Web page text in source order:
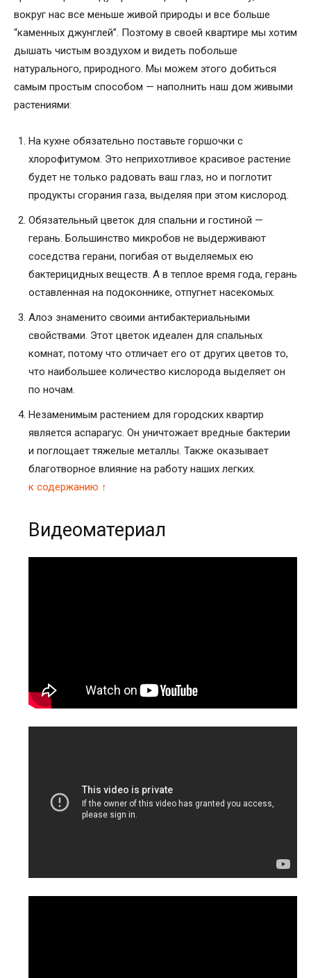
вокруг нас все меньше живой природы и все больше
“каменных джунглей”. Поэтому в своей квартире мы хотим
дышать чистым воздухом и видеть побольше
натурального, природного. Мы можем этого добиться
самым простым способом — наполнить наш дом живыми
растениями:
На кухне обязательно поставьте горшочки с
хлорофитумом. Это неприхотливое красивое растение
будет не только радовать ваш глаз, но и поглотит
продукты сгорания газа, выделяя при этом кислород.
Обязательный цветок для спальни и гостиной —
герань. Большинство микробов не выдерживают
соседства герани, погибая от выделяемых ею
бактерицидных веществ. А в теплое время года, герань
оставленная на подоконнике, отпугнет насекомых.
Алоэ знаменито своими антибактериальными
свойствами. Этот цветок идеален для спальных
комнат, потому что отличает его от других цветов то,
что наибольшее количество кислорода выделяет он
по ночам.
Незаменимым растением для городских квартир
является аспарагус. Он уничтожает вредные бактерии
и поглощает тяжелые металлы. Также оказывает
благотворное влияние на работу наших легких.
к содержанию ↑
Видеоматериал